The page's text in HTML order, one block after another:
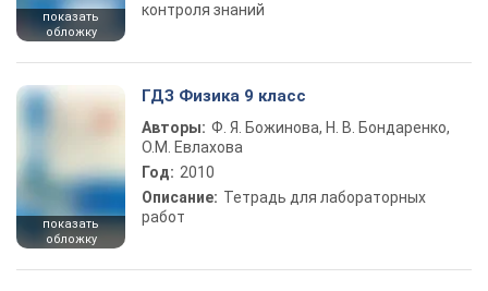
показать
обложку
контроля знаний
показать
обложку
ГДЗ Физика 9 класс
Авторы: Ф. Я. Божинова, Н. В. Бондаренко,
О.М. Евлахова
Год: 2010
Описание: Тетрадь для лабораторных
работ